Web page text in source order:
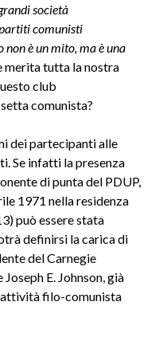
società
comunisti
è un mito, ma è una
merita tutta la nostra
club
comunista?
dei partecipanti alle
Se infatti la presenza
di punta del PDUP,
1971 nella residenza
può essere stata
definirsi la carica di
del Carnegie
E. Johnson, già
filo-comunista